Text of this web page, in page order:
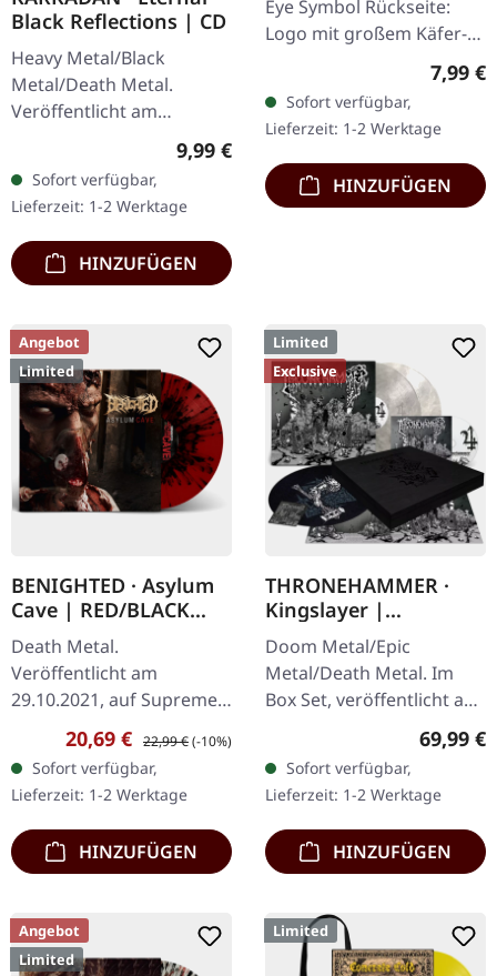
Black Reflections | CD
Heavy Metal/Black
Metal/Death Metal.
Veröffentlicht am
19.01.2002, auf Supreme
Chaos Records. CD im
Jewelcase. Neuauflage mit
neuem Artwork,…
Regulärer Preis:
9,99 €
Sofort verfügbar,
Lieferzeit: 1-2 Werktage
HINZUFÜGEN
Eye Symbol Rückseite:
Logo mit großem Käfer-
Artwork 100% Baumwolle
7,99 €
Sofort verfügbar,
Lieferzeit: 1-2 Werktage
HINZUFÜGEN
Angebot
Limited
BENIGHTED · Asylum
Cave | RED/BLACK
SPLATTER LP
Death Metal.
Veröffentlicht am
29.10.2021, auf Supreme
Chaos Records.
Transparent rotes Vinyl
mit schwarzen Splattern
und Insert. Limitiert auf
200…
Verkaufspreis:
20,69 € Regulärer Preis:
22,99 €(-10%)
Sofort verfügbar,
Lieferzeit: 1-2 Werktage
HINZUFÜGEN
Limited
Exclusive
THRONEHAMMER ·
Kingslayer |
EXCLUSIVE BOX SET
Doom Metal/Epic
Metal/Death Metal. Im
Box Set, veröffentlicht am
24.11.2023, auf Supreme
Chaos Records. Schwere
Holzbox mit speziellem
Schwarz in…
69,99 €
Sofort verfügbar,
Lieferzeit: 1-2 Werktage
HINZUFÜGEN
Angebot
Limited
Limited